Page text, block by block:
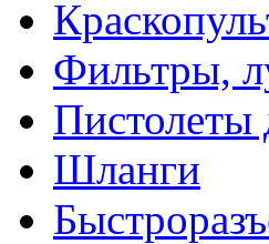
Фильтры,
Пистолеты
Шланги